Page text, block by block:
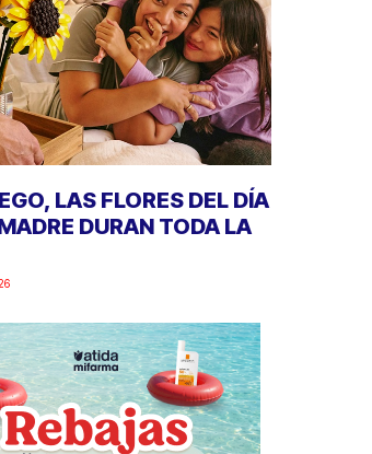
LAS FLORES DEL DÍA
DURAN TODA LA